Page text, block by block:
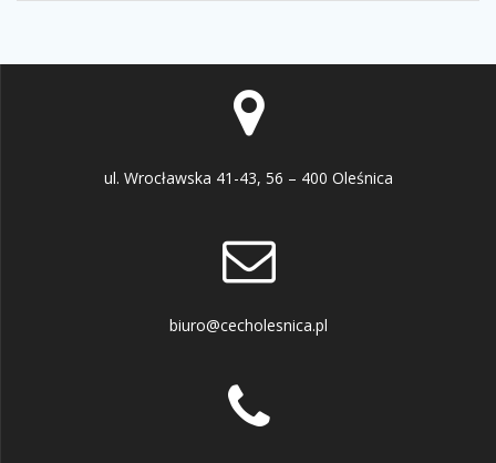
ul. Wrocławska 41-43, 56 – 400 Oleśnica
biuro@cecholesnica.pl